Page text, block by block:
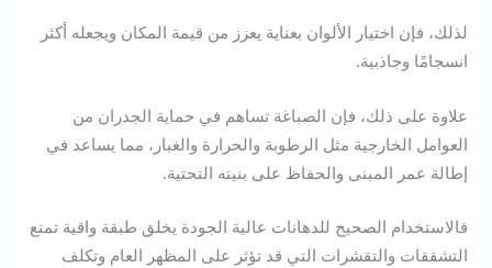
لذلك، فإن اختيار الألوان بعناية يعزز من قيمة المكان ويجعله أكثر
انسجامًا وجاذبية.
علاوة على ذلك، فإن الصباغة تساهم في حماية الجدران من
العوامل الخارجية مثل الرطوبة والحرارة والغبار، مما يساعد في
إطالة عمر المبنى والحفاظ على بنيته التحتية.
فالاستخدام الصحيح للدهانات عالية الجودة يخلق طبقة واقية تمنع
التشققات والتقشرات التي قد تؤثر على المظهر العام وتكلف